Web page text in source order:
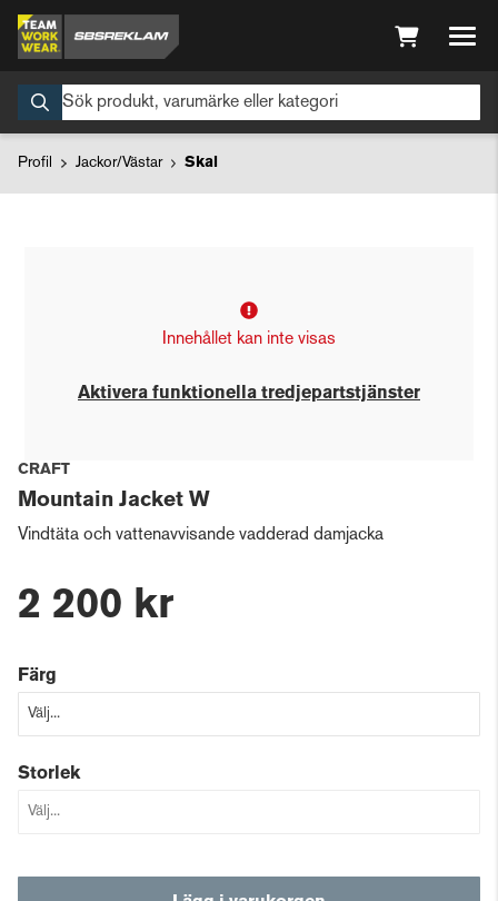
Profil Jackor/Västar Skal
Innehållet kan inte visas
Aktivera funktionella tredjepartstjänster
CRAFT
Mountain Jacket W
Vindtäta och vattenavvisande vadderad damjacka
2 200 kr
Färg
Storlek